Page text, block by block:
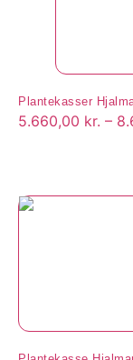
Plantekasser
5.660,00 kr. –